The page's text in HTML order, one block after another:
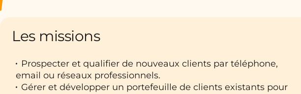
Les missions
Prospecter et qualifier de nouveaux clients par téléphone,
email ou réseaux professionnels.
Gérer et développer un portefeuille de clients existants pour